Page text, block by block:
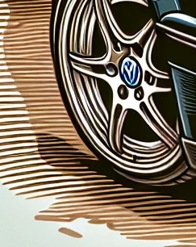
Passat B5
Passat B5 5
Passat B6
Passat B7
Passat B8
Passat CC
Skoda Fabia 1
Skoda Fabia 2
Skoda Octavia 1
Skoda Octavia 2
Skoda Octavia 3
Skoda Rapid
Skoda Superb 1
Skoda Superb 2
Avensis T25